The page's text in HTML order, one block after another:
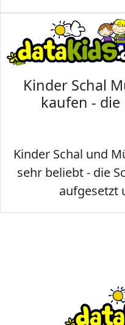
Kinder Schal
kaufen - die
Kinder Schal und
sehr beliebt - die
aufgesetzt